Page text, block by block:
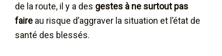
de la route, il y a des gestes à ne surtout pas
faire au risque d’aggraver la situation et l’état de
santé des blessés.